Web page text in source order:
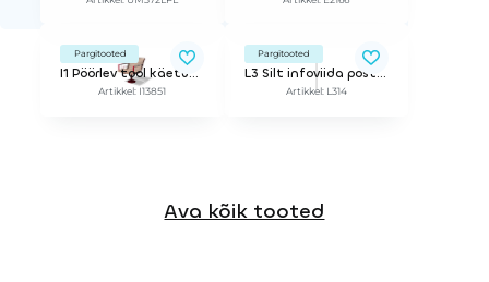
Pargitooted
I1 Pöörlev tool käetugedega, ühel jalal
Artikkel: I13851
Pargitooted
L3 Silt infoviida postile - 4 suunda
Artikkel: L314
Ava kõik tooted